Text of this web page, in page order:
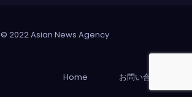
© 2022 Asian News Agency
Home お問い合わせ